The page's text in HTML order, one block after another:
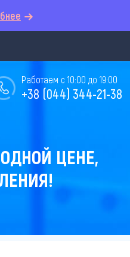
Работаем с 10:00 до 19:00
+38 (044) 344-21-38
ЦЕНЕ,